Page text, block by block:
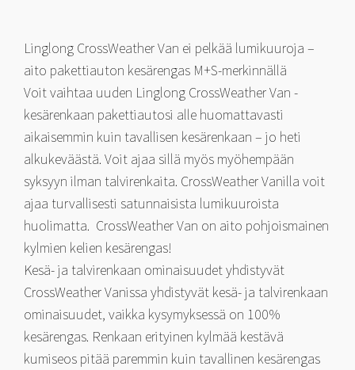
Linglong CrossWeather Van ei pelkää lumikuuroja –
aito pakettiauton kesärengas M+S-merkinnällä
Voit vaihtaa uuden Linglong CrossWeather Van -
kesärenkaan pakettiautosi alle huomattavasti
aikaisemmin kuin tavallisen kesärenkaan – jo heti
alkukeväästä. Voit ajaa sillä myös myöhempään
syksyyn ilman talvirenkaita. CrossWeather Vanilla voit
ajaa turvallisesti satunnaisista lumikuuroista
huolimatta. CrossWeather Van on aito pohjoismainen
kylmien kelien kesärengas!
Kesä- ja talvirenkaan ominaisuudet yhdistyvät
CrossWeather Vanissa yhdistyvät kesä- ja talvirenkaan
ominaisuudet, vaikka kysymyksessä on 100%
kesärengas. Renkaan erityinen kylmää kestävä
kumiseos pitää paremmin kuin tavallinen kesärengas